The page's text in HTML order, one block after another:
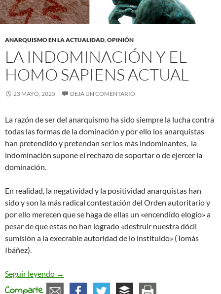
ANARQUISMO EN LA ACTUALIDAD,OPINIÓN
LA INDOMINACIÓN Y EL
HOMO SAPIENS ACTUAL
23 MAYO, 2025 DEJA UN COMENTARIO
La razón de ser del anarquismo ha sido siempre la lucha contra
todas las formas de la dominación y por ello los anarquistas
han pretendido y pretendan ser los más indominantes, la
indominación supone el rechazo de soportar o de ejercer la
dominación.
En realidad, la negatividad y la positividad anarquistas han
sido y son la más radical contestación del Orden autoritario y
por ello merecen que se haga de ellas un «encendido elogio» a
pesar de que estas no han logrado «destruir nuestra dócil
sumisión a la execrable autoridad de lo instituido» (Tomás
Ibáñez).
Seguir leyendo La indominación y el homo sapiens actual
→
Comparte